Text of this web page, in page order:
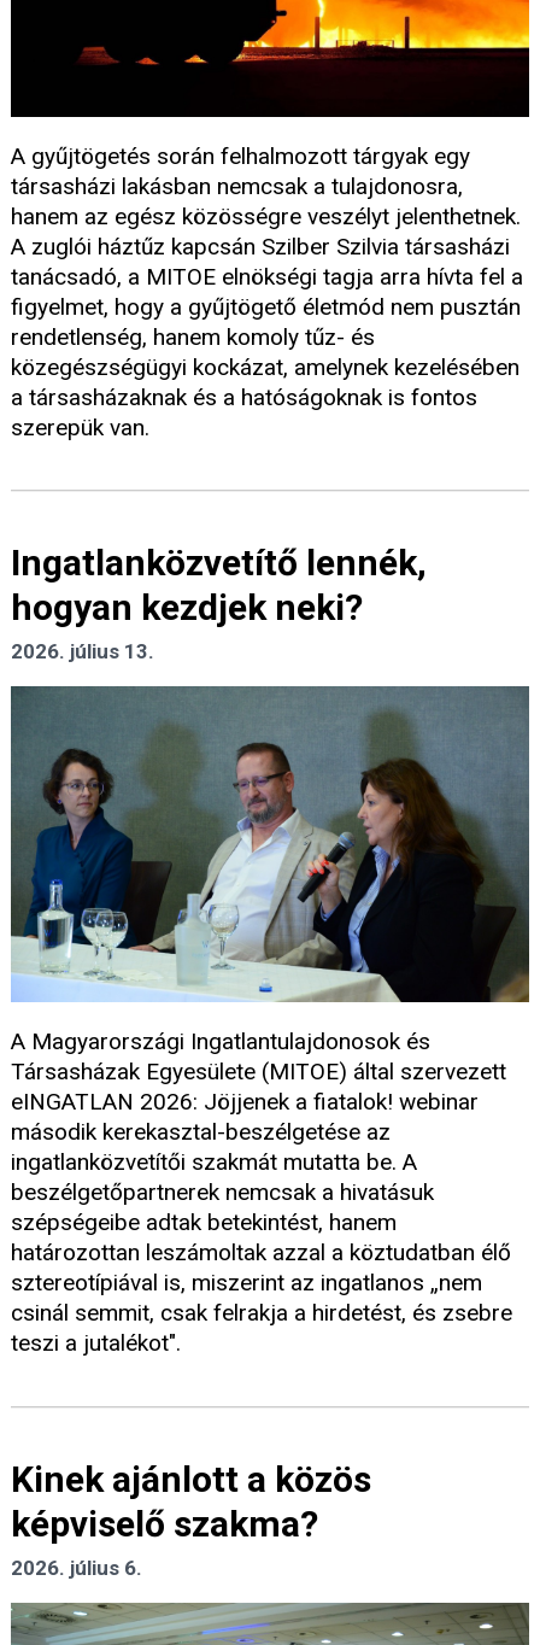
A gyűjtögetés során felhalmozott tárgyak egy
társasházi lakásban nemcsak a tulajdonosra,
hanem az egész közösségre veszélyt jelenthetnek.
A zuglói háztűz kapcsán Szilber Szilvia társasházi
tanácsadó, a MITOE elnökségi tagja arra hívta fel a
figyelmet, hogy a gyűjtögető életmód nem pusztán
rendetlenség, hanem komoly tűz- és
közegészségügyi kockázat, amelynek kezelésében
a társasházaknak és a hatóságoknak is fontos
szerepük van.
Ingatlanközvetítő lennék,
hogyan kezdjek neki?
2026. július 13.
A Magyarországi Ingatlantulajdonosok és
Társasházak Egyesülete (MITOE) által szervezett
eINGATLAN 2026: Jöjjenek a fiatalok! webinar
második kerekasztal-beszélgetése az
ingatlanközvetítői szakmát mutatta be. A
beszélgetőpartnerek nemcsak a hivatásuk
szépségeibe adtak betekintést, hanem
határozottan leszámoltak azzal a köztudatban élő
sztereotípiával is, miszerint az ingatlanos „nem
csinál semmit, csak felrakja a hirdetést, és zsebre
teszi a jutalékot".
Kinek ajánlott a közös
képviselő szakma?
2026. július 6.